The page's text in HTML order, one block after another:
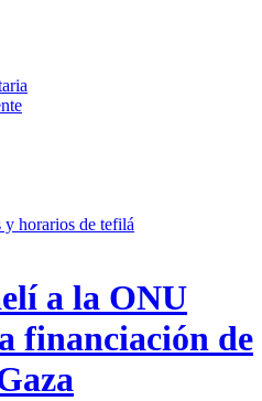
y horarios de tefilá
a la ONU
financiación de